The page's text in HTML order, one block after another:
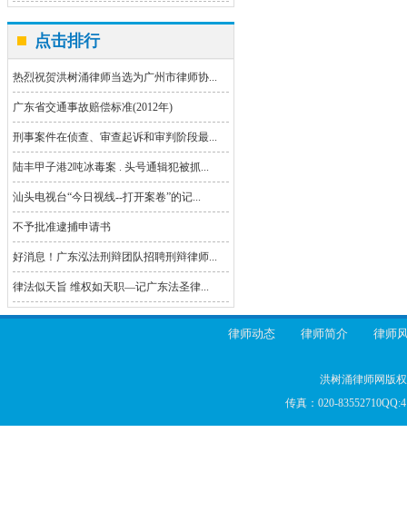
点击排行
热烈祝贺洪树涌律师当选为广州市律师协...
广东省交通事故赔偿标准(2012年)
刑事案件在侦查、审查起诉和审判阶段最...
陆丰甲子港2吨冰毒案 . 头号通辑犯被抓...
汕头电视台“今日视线--打开案卷”的记...
不予批准逮捕申请书
好消息！广东泓法刑辩团队招聘刑辩律师...
律法似天旨 维权如天职—记广东法圣律...
律师动态 律师简介 律师
洪树涌律师网版
传真：020-